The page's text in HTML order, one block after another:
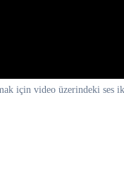
için video üzerindeki ses